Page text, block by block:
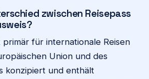
zwischen Reisepass
primär für internationale Reisen
Union und des
konzipiert und enthält